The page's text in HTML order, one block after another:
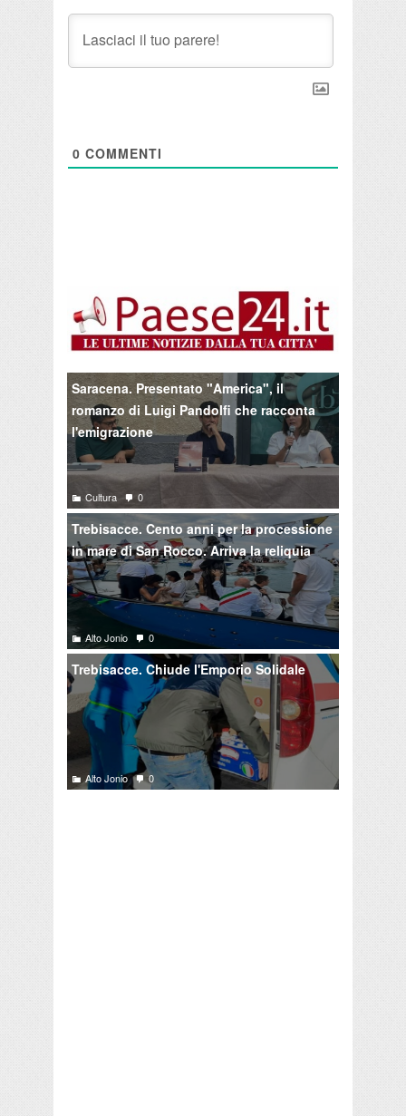
0 COMMENTI
Saracena. Presentato "America", il
romanzo di Luigi Pandolfi che racconta
l'emigrazione
Cultura 0
Trebisacce. Cento anni per la processione
in mare di San Rocco. Arriva la reliquia
Alto Jonio 0
Trebisacce. Chiude l'Emporio Solidale
Alto Jonio 0